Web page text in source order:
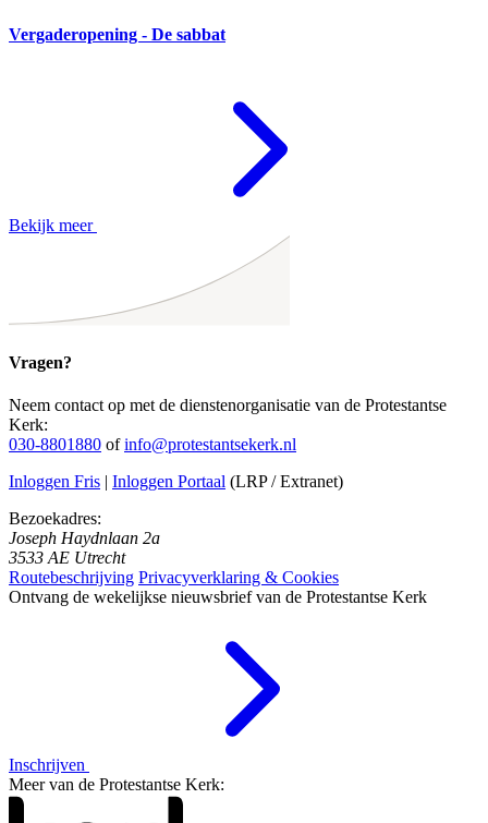
Vergaderopening - De sabbat
Bekijk meer
Vragen?
Neem contact op met de dienstenorganisatie van de Protestantse
Kerk:
030-8801880 ofinfo@protestantsekerk.nl
Inloggen Fris | Inloggen Portaal (LRP / Extranet)
Bezoekadres:
Joseph Haydnlaan 2a
3533 AE Utrecht
Routebeschrijving Privacyverklaring & Cookies
Ontvang de wekelijkse nieuwsbrief van de Protestantse Kerk
Inschrijven
Meer van de Protestantse Kerk: